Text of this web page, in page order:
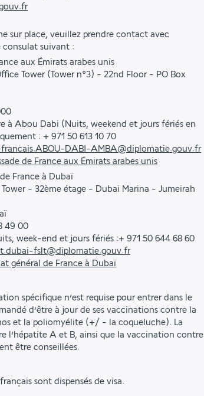
sur place, veuillez prendre contact avec
consulat suivant :
aux Émirats arabes unis
Tower (Tower n°3) - 22nd Floor - PO Box
à Abou Dabi (Nuits, weekend et jours fériés en
: + 971 50 613 10 70
DABI-AMBA@diplomatie.gouv.fr
de France aux Émirats arabes unis
France à Dubaï
Tower - 32ème étage - Dubai Marina - Jumeirah
49 00
week-end et jours fériés :+ 971 50 644 68 60
fslt@diplomatie.gouv.fr
général de France à Dubaï
spécifique n’est requise pour entrer dans le
d’être à jour de ses vaccinations contre la
et la poliomyélite (+/ - la coqueluche). La
l’hépatite A et B, ainsi que la vaccination contre
être conseillées.
sont dispensés de visa.